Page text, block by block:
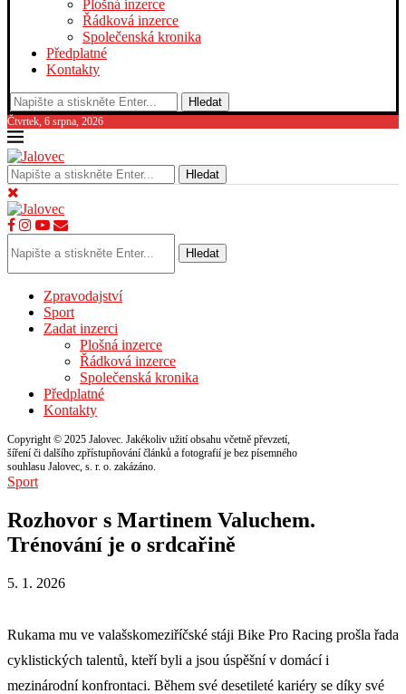
Plošná inzerce
Řádková inzerce
Společenská kronika
Předplatné
Kontakty
Hledat
Čtvrtek, 6 srpna, 2026
Hledat
Hledat
Zpravodajství
Sport
Zadat inzerci
Plošná inzerce
Řádková inzerce
Společenská kronika
Předplatné
Kontakty
Copyright © 2025 Jalovec. Jakékoliv užití obsahu včetně převzetí,
šíření či dalšího zpřístupňování článků a fotografií je bez písemného
souhlasu Jalovec, s. r. o. zakázáno.
Sport
Rozhovor s Martinem Valuchem.
Trénování je o srdcařině
5. 1. 2026
Rukama mu ve valašskomeziříčské stáji Bike Pro Racing prošla řada
cyklistických talentů, kteří byli a jsou úspěšní v domácí i
mezinárodní konfrontaci. Během své desetileté kariéry se díky své